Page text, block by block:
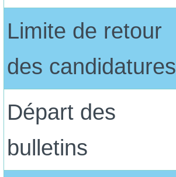
Limite de retour
des candidatures
Départ des
bulletins